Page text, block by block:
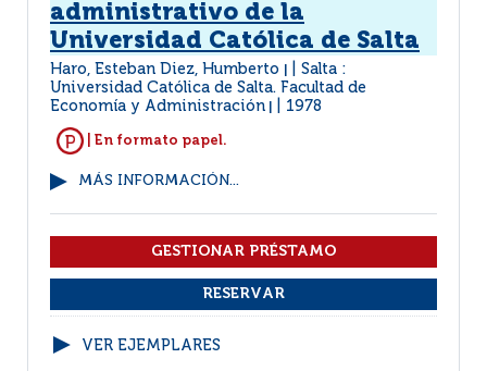
administrativo de la
Universidad Católica de Salta
Haro, Esteban Diez, Humberto
Salta :
Universidad Católica de Salta. Facultad de
Economía y Administración
1978
| En formato papel.
MÁS INFORMACIÓN...
VER EJEMPLARES